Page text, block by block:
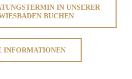
IN UNSERER
BUCHEN
INFORMATIONEN